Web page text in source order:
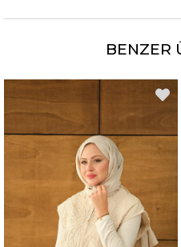
BENZER